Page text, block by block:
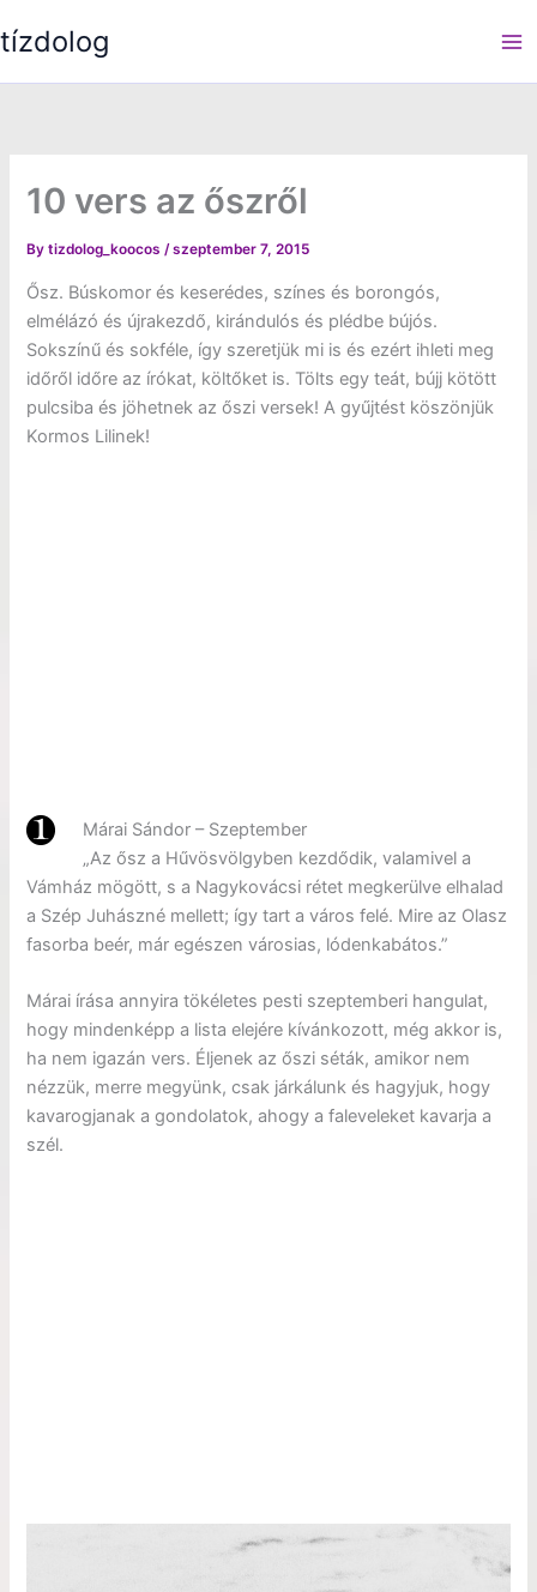
to
tízdolog
10 vers az őszről
Bytizdolog_koocos/szeptember 7, 2015
Ősz. Búskomor és keserédes, színes és borongós,
elmélázó és újrakezdő, kirándulós és plédbe bújós.
Sokszínű és sokféle, így szeretjük mi is és ezért ihleti meg
időről időre az írókat, költőket is. Tölts egy teát, bújj kötött
pulcsiba és jöhetnek az őszi versek! A gyűjtést köszönjük
Kormos Lilinek!
Márai Sándor – Szeptember
„Az ősz a Hűvösvölgyben kezdődik, valamivel a
Vámház mögött, s a Nagykovácsi rétet megkerülve elhalad
a Szép Juhászné mellett; így tart a város felé. Mire az Olasz
fasorba beér, már egészen városias, lódenkabátos.”
Márai írása annyira tökéletes pesti szeptemberi hangulat,
hogy mindenképp a lista elejére kívánkozott, még akkor is,
ha nem igazán vers. Éljenek az őszi séták, amikor nem
nézzük, merre megyünk, csak járkálunk és hagyjuk, hogy
kavarogjanak a gondolatok, ahogy a faleveleket kavarja a
szél.